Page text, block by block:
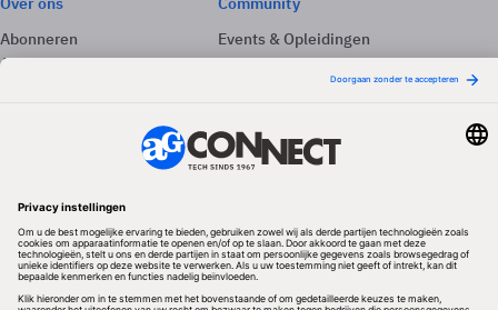
Abonneren
Adverteren
Events & Opleidingen
Nieuwsbrieven
Volg ons